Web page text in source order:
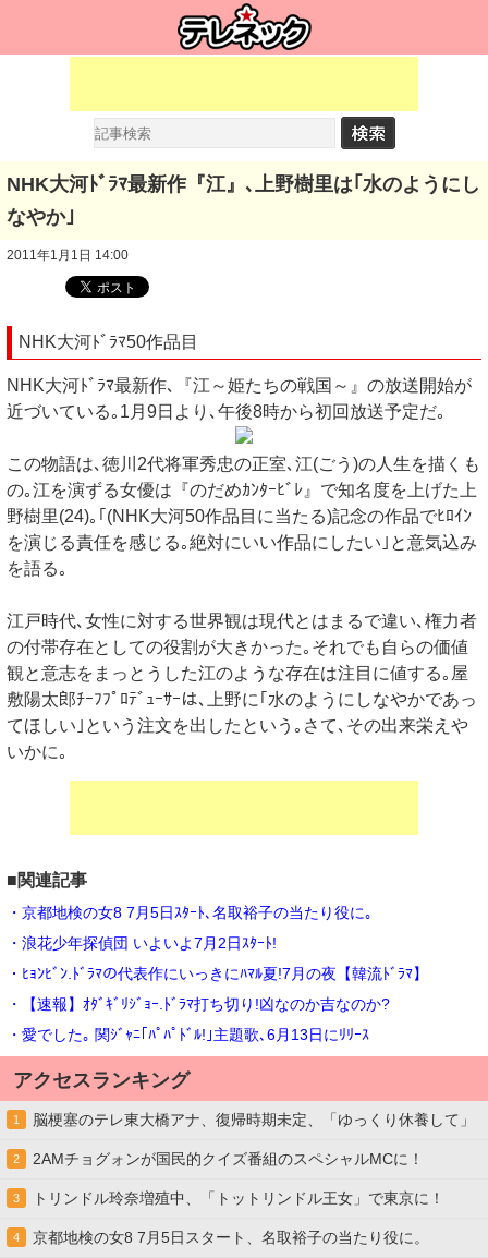
NHK大河ﾄﾞﾗﾏ最新作『江』､上野樹里は｢水のようにし
なやか｣
2011年1月1日 14:00
NHK大河ﾄﾞﾗﾏ50作品目
NHK大河ﾄﾞﾗﾏ最新作､『江～姫たちの戦国～』の放送開始が
近づいている｡1月9日より､午後8時から初回放送予定だ｡
この物語は､徳川2代将軍秀忠の正室､江(ごう)の人生を描くも
の｡江を演ずる女優は『のだめｶﾝﾀｰﾋﾞﾚ』で知名度を上げた上
野樹里(24)｡｢(NHK大河50作品目に当たる)記念の作品でﾋﾛｲﾝ
を演じる責任を感じる｡絶対にいい作品にしたい｣と意気込み
を語る｡
江戸時代､女性に対する世界観は現代とはまるで違い､権力者
の付帯存在としての役割が大きかった｡それでも自らの価値
観と意志をまっとうした江のような存在は注目に値する｡屋
敷陽太郎ﾁｰﾌﾌﾟﾛﾃﾞｭｰｻｰは､上野に｢水のようにしなやかであっ
てほしい｣という注文を出したという｡さて､その出来栄えや
いかに｡
■関連記事
・京都地検の女8 7月5日ｽﾀｰﾄ､名取裕子の当たり役に｡
・浪花少年探偵団 いよいよ7月2日ｽﾀｰﾄ!
・ﾋｮﾝﾋﾞﾝ.ﾄﾞﾗﾏの代表作にいっきにﾊﾏﾙ夏!7月の夜【韓流ﾄﾞﾗﾏ】
・【速報】ｵﾀﾞｷﾞﾘｼﾞｮｰ.ﾄﾞﾗﾏ打ち切り!凶なのか吉なのか?
・愛でした｡ 関ｼﾞｬﾆ｢ﾊﾟﾊﾟﾄﾞﾙ!｣主題歌､6月13日にﾘﾘｰｽ
アクセスランキング
1 脳梗塞のテレ東大橋アナ、復帰時期未定、「ゆっくり休養して」
2 2AMチョグォンが国民的クイズ番組のスペシャルMCに！
3 トリンドル玲奈増殖中、「トットリンドル王女」で東京に！
4 京都地検の女8 7月5日スタート、名取裕子の当たり役に。